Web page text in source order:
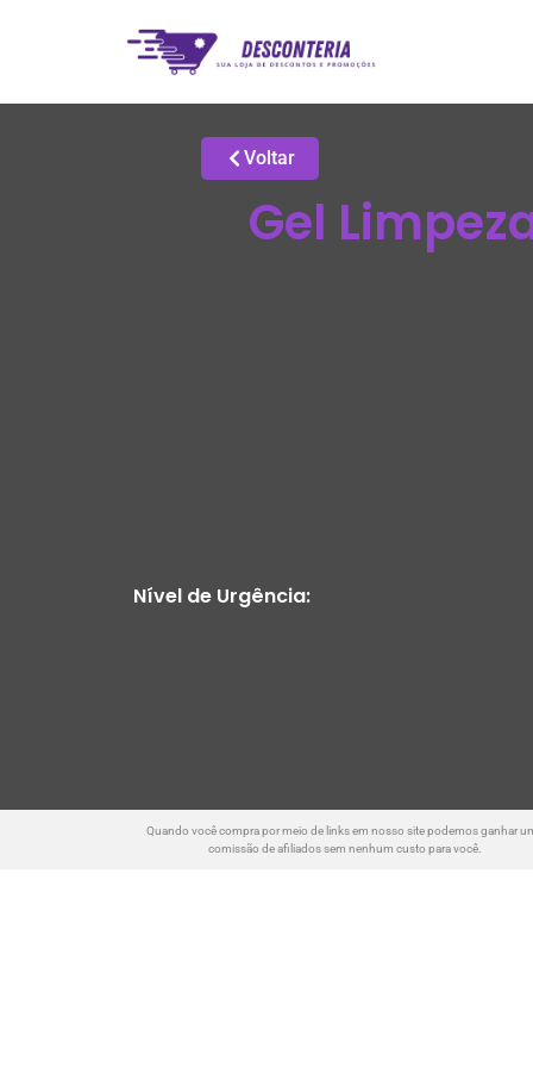
Voltar
Gel
Nível de Urgência:
Quando você compra por meio de links em nosso site podemos ganhar
comissão de afiliados sem nenhum custo para você.